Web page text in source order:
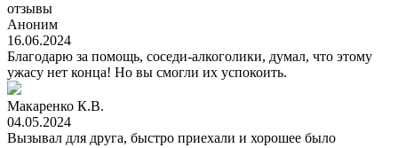
отзывы
Аноним
16.06.2024
Благодарю за помощь, соседи-алкоголики, думал, что этому
ужасу нет конца! Но вы смогли их успокоить.
Макаренко К.В.
04.05.2024
Вызывал для друга, быстро приехали и хорошее было